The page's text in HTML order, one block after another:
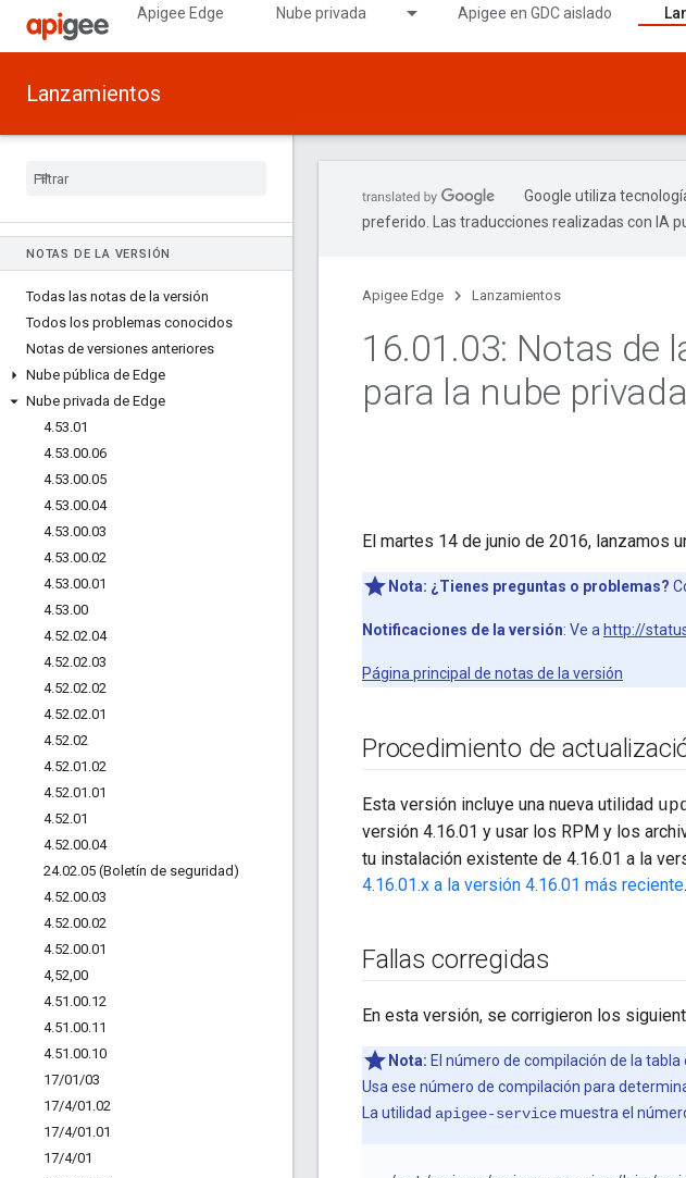
Apigee Edge Nube privada Apigee en GDC aislado
Lanzamientos
NOTAS DE LA VERSIÓN
Todas las notas de la versión
Todos los problemas conocidos
Notas de versiones anteriores
Nube pública de Edge
Nube privada de Edge
4.53.01
4.53.00.06
4.53.00.05
4.53.00.04
4.53.00.03
4.53.00.02
4.53.00.01
4.53.00
4.52.02.04
4.52.02.03
4.52.02.02
4.52.02.01
4.52.02
4.52.01 .02
4.52.01 .01
4.52.01
4.52.00.04
24.02.05 (Boletín de seguridad)
4.52.00.03
4.52.00.02
4.52.00.01
4,52,00
4.51 .00.12
4.51 .00.11
4.51 .00.10
17/01/03
17/4/01 .02
17/4/01 .01
17/4/01
Google utiliza
preferido. Las traducciones realizadas con IA
Apigee Edge Lanzamientos
16.01 .03: Notas de
para la nube
El martes 14 de junio de 2016, lanzamos
Nota: ¿Tienes preguntas o problemas?
Notificaciones de la versión: Ve a http://
Página principal de notas de la versión
Procedimiento de
Esta versión incluye una nueva utilidad
versión 4.16.01 y usar los RPM y los
tu instalación existente de 4.16.01 a la
4.16.01.x a la versión 4.16.01 más reciente.
Fallas corregidas
En esta versión, se corrigieron los
Nota: El número de compilación de la
Usa ese número de compilación para
La utilidad apigee-servicemuestra el